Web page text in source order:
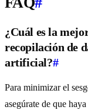
¿Cuál es la
recopilación de
artificial?#
Para minimizar el
asegúrate de que